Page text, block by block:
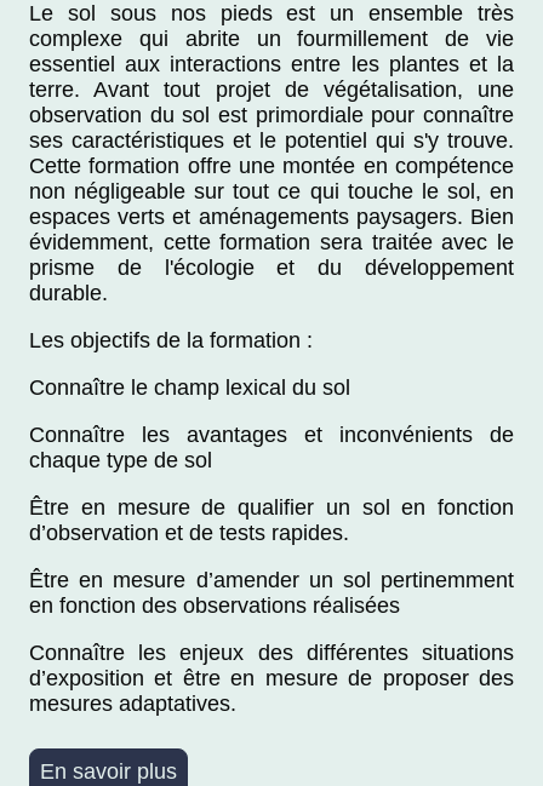
Le sol sous nos pieds est un ensemble très
complexe qui abrite un fourmillement de vie
essentiel aux interactions entre les plantes et la
terre. Avant tout projet de végétalisation, une
observation du sol est primordiale pour connaître
ses caractéristiques et le potentiel qui s'y trouve.
Cette formation offre une montée en compétence
non négligeable sur tout ce qui touche le sol, en
espaces verts et aménagements paysagers. Bien
évidemment, cette formation sera traitée avec le
prisme de l'écologie et du développement
durable.
Les objectifs de la formation :
Connaître le champ lexical du sol
Connaître les avantages et inconvénients de
chaque type de sol
Être en mesure de qualifier un sol en fonction
d’observation et de tests rapides.
Être en mesure d’amender un sol pertinemment
en fonction des observations réalisées
Connaître les enjeux des différentes situations
d’exposition et être en mesure de proposer des
mesures adaptatives.
En savoir plus